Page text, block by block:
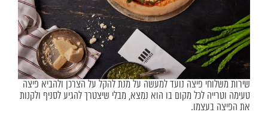
שירות משלוחי פיצה נועד למעשה על מנת להקל על הצרכן ולהביא פיצה
טעימה וטרייה לכל מקום בו הוא נמצא, מבלי שיצטרך להגיע לסניף ולקנות
את הפיצה בעצמו.